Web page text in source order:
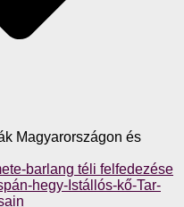
Magyarországon és
barlang téli felfedezése
hegy-Istállós-kő-Tar-